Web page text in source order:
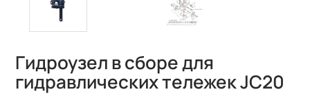
Гидроузел в сборе для
гидравлических тележек JC20